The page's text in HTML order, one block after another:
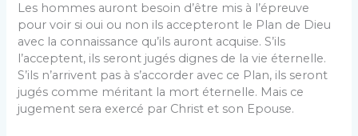
Les hommes auront besoin d’être mis à l’épreuve
pour voir si oui ou non ils accepteront le Plan de Dieu
avec la connaissance qu’ils auront acquise. S’ils
l’acceptent, ils seront jugés dignes de la vie éternelle.
S’ils n’arrivent pas à s’accorder avec ce Plan, ils seront
jugés comme méritant la mort éternelle. Mais ce
jugement sera exercé par Christ et son Epouse.